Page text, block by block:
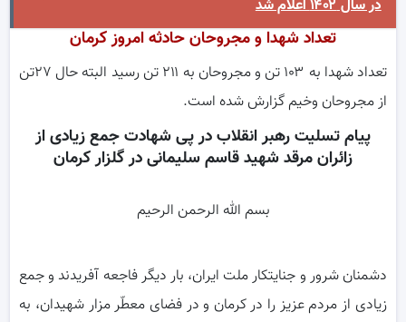
در سال ۱۴۰۲ اعلام شد
تعداد شهدا و مجروحان حادثه امروز کرمان
تعداد شهدا به ۱۰۳ تن و مجروحان به ۲۱۱ تن رسید البته حال ۲۷تن
از مجروحان وخیم گزارش شده است.
پیام تسلیت رهبر انقلاب در پی شهادت جمع زیادی از
زائران مرقد شهید قاسم سلیمانی در گلزار کرمان
بسم الله الرحمن الرحیم
دشمنان شرور و جنایتکار ملت ایران،‌ بار دیگر فاجعه آفریدند و جمع
زیادی از مردم عزیز را در کرمان و در فضای معطّر مزار شهیدان، به